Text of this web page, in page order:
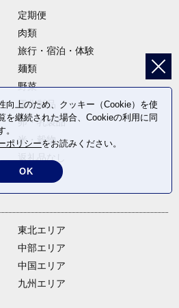
定期便
肉類
旅行・宿泊・体験
麺類
野菜
電化製品
卵・乳製品
米・穀物
東北エリア
中部エリア
中国エリア
九州エリア
向上のため、クッキー（Cookie）を使
を継続された場合、Cookieの利用に同
ポリシーをお読みください。
OK